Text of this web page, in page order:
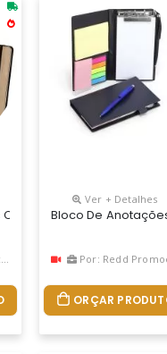
Sem Pauta. *não
Frente E Verso Liso.
Pautas Personalizado
Ver + Detalhes
Bloco De
Por: Redd
ORÇAR